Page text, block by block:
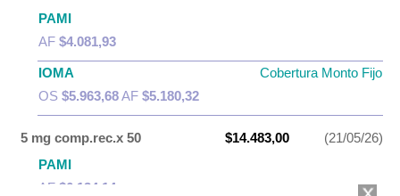
PAMI
AF $4.081,93
IOMA
Cobertura Monto Fijo
OS $5.963,68AF $5.180,32
5 mg comp.rec.x 50 $14.483,00
(21/05/26)
PAMI
AF $6.134,14